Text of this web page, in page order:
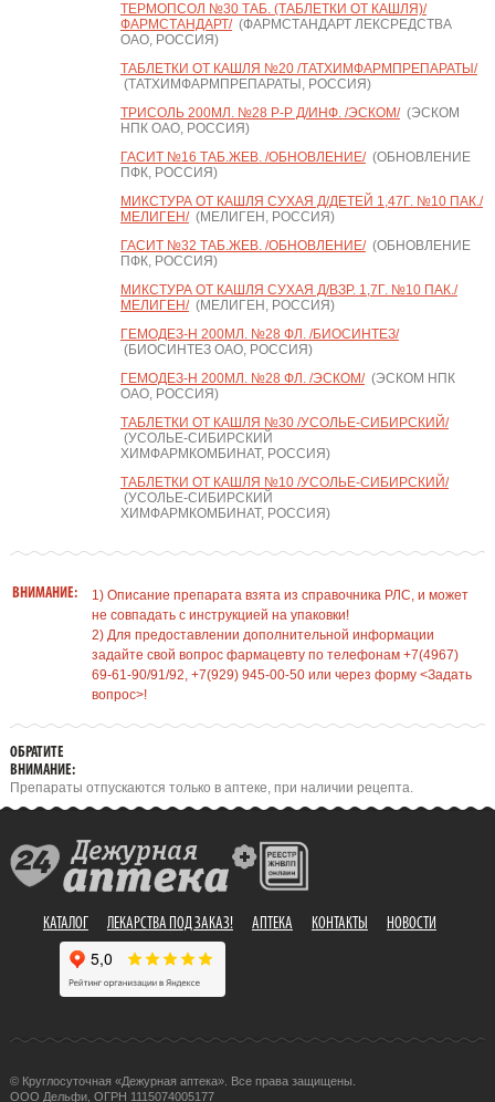
ТЕРМОПСОЛ №30 ТАБ. (ТАБЛЕТКИ ОТ КАШЛЯ)/
ФАРМСТАНДАРТ/(ФАРМСТАНДАРТ ЛЕКСРЕДСТВА
ОАО, РОССИЯ)
ТАБЛЕТКИ ОТ КАШЛЯ №20 /ТАТХИМФАРМПРЕПАРАТЫ/
(ТАТХИМФАРМПРЕПАРАТЫ, РОССИЯ)
ТРИСОЛЬ 200МЛ. №28 Р-Р Д/ИНФ. /ЭСКОМ/(ЭСКОМ
НПК ОАО, РОССИЯ)
ГАСИТ №16 ТАБ.ЖЕВ. /ОБНОВЛЕНИЕ/(ОБНОВЛЕНИЕ
ПФК, РОССИЯ)
МИКСТУРА ОТ КАШЛЯ СУХАЯ Д/ДЕТЕЙ 1,47Г. №10 ПАК./
МЕЛИГЕН/(МЕЛИГЕН, РОССИЯ)
ГАСИТ №32 ТАБ.ЖЕВ. /ОБНОВЛЕНИЕ/(ОБНОВЛЕНИЕ
ПФК, РОССИЯ)
МИКСТУРА ОТ КАШЛЯ СУХАЯ Д/ВЗР. 1,7Г. №10 ПАК./
МЕЛИГЕН/(МЕЛИГЕН, РОССИЯ)
ГЕМОДЕЗ-Н 200МЛ. №28 ФЛ. /БИОСИНТЕЗ/
(БИОСИНТЕЗ ОАО, РОССИЯ)
ГЕМОДЕЗ-Н 200МЛ. №28 ФЛ. /ЭСКОМ/(ЭСКОМ НПК
ОАО, РОССИЯ)
ТАБЛЕТКИ ОТ КАШЛЯ №30 /УСОЛЬЕ-СИБИРСКИЙ/
(УСОЛЬЕ-СИБИРСКИЙ
ХИМФАРМКОМБИНАТ, РОССИЯ)
ТАБЛЕТКИ ОТ КАШЛЯ №10 /УСОЛЬЕ-СИБИРСКИЙ/
(УСОЛЬЕ-СИБИРСКИЙ
ХИМФАРМКОМБИНАТ, РОССИЯ)
ВНИМАНИЕ:
1) Описание препарата взята из справочника РЛС, и может
не совпадать с инструкцией на упаковки!
2) Для предоставлении дополнительной информации
задайте свой вопрос фармацевту по телефонам +7(4967)
69-61-90/91/92, +7(929) 945-00-50 или через форму <Задать
вопрос>!
ОБРАТИТЕ
ВНИМАНИЕ:
Препараты отпускаются только в аптеке, при наличии рецепта.
КАТАЛОГ ЛЕКАРСТВА ПОД ЗАКАЗ! АПТЕКА КОНТАКТЫ НОВОСТИ
© Круглосуточная «Дежурная аптека». Все права защищены.
ООО Дельфи, ОГРН 1115074005177